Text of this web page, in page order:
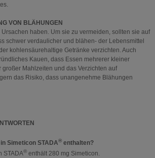
VON BLÄHUNGEN
haben. Um sie zu vermeiden, sollten sie auf
schwer verdaulicher und blähen- der Lebensmittel
kohlensäurehaltige Getränke verzichten. Auch
Kauen, dass Essen mehrerer kleiner
großer Mahlzeiten und das Verzichten auf
das Risiko, dass unangenehme Blähungen
Simeticon STADA®enthalten?
STADA®enthält 280 mg Simeticon.